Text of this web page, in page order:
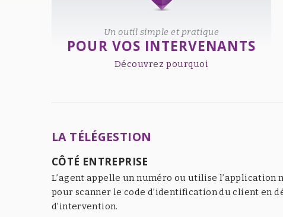
Welcome!
Un outil simple et pratique
POUR VOS INTERVENANTS
Découvrez pourquoi
LA TÉLÉGESTION
CÔTÉ ENTREPRISE
L’agent appelle un numéro ou utilise l’application
pour scanner le code d’identification du client en
d’intervention.